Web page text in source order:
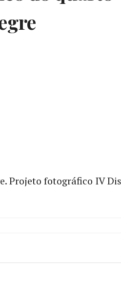
Projeto fotográfico IV